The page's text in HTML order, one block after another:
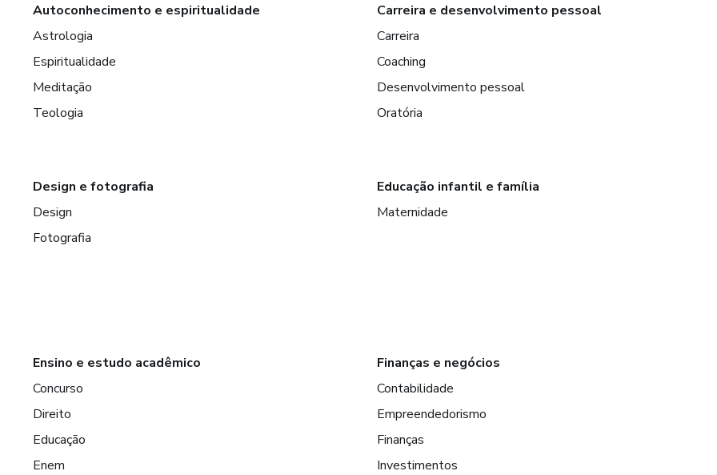
Autoconhecimento e espiritualidade
Astrologia
Espiritualidade
Meditação
Teologia
Carreira e desenvolvimento pessoal
Carreira
Coaching
Desenvolvimento pessoal
Oratória
Design e fotografia
Design
Fotografia
Educação infantil e família
Maternidade
Ensino e estudo acadêmico
Concurso
Direito
Educação
Enem
Finanças e negócios
Contabilidade
Empreendedorismo
Finanças
Investimentos